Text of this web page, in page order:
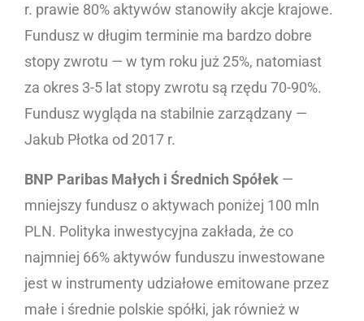
r. prawie 80% aktywów stanowiły akcje krajowe.
Fundusz w długim terminie ma bardzo dobre
stopy zwrotu — w tym roku już 25%, natomiast
za okres 3-5 lat stopy zwrotu są rzędu 70-90%.
Fundusz wygląda na stabilnie zarządzany —
Jakub Płotka od 2017 r.
BNP Paribas Małych i Średnich Spółek —
mniejszy fundusz o aktywach poniżej 100 mln
PLN. Polityka inwestycyjna zakłada, że co
najmniej 66% aktywów funduszu inwestowane
jest w instrumenty udziałowe emitowane przez
małe i średnie polskie spółki, jak również w